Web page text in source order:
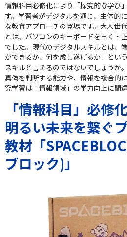
情報科目必修化により「探究的な学び
す。学習者がデジタルを通じ、主体的
な教育アプローチの登場です。大人世
とは、パソコンのキーボードを早く・
でした。現代のデジタルスキルとは、
ができるか、何を成し遂げるか」とい
スキルと言えるのではないでしょうか
真偽を判断する能力や、情報を複合的
究学習は「情報領域」の学力向上に間
「情報科目」必修
明るい未来を繋ぐ
教材「
ブロック)」